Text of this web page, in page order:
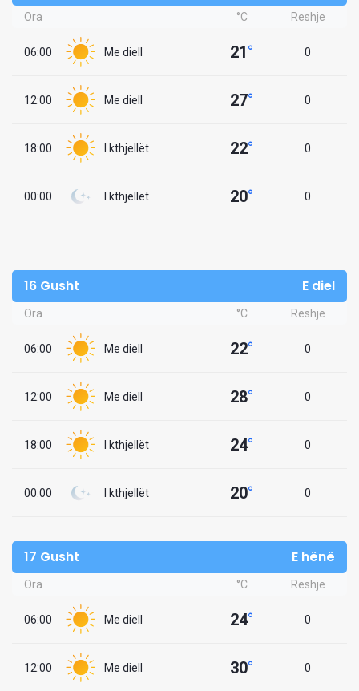
Ora °C Reshje
06:00 Me diell 21° 0
12:00 Me diell 27° 0
18:00 I kthjellët 22° 0
00:00 I kthjellët 20° 0
16 Gusht E diel
Ora °C Reshje
06:00 Me diell 22° 0
12:00 Me diell 28° 0
18:00 I kthjellët 24° 0
00:00 I kthjellët 20° 0
17 Gusht E hënë
Ora °C Reshje
06:00 Me diell 24° 0
12:00 Me diell 30° 0